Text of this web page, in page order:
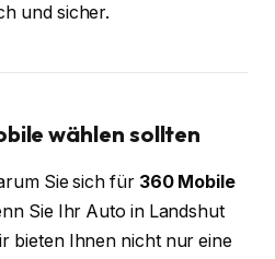
und sicher.
wählen sollten
Sie sich für 360 Mobile
Sie Ihr Auto in Landshut
bieten Ihnen nicht nur eine